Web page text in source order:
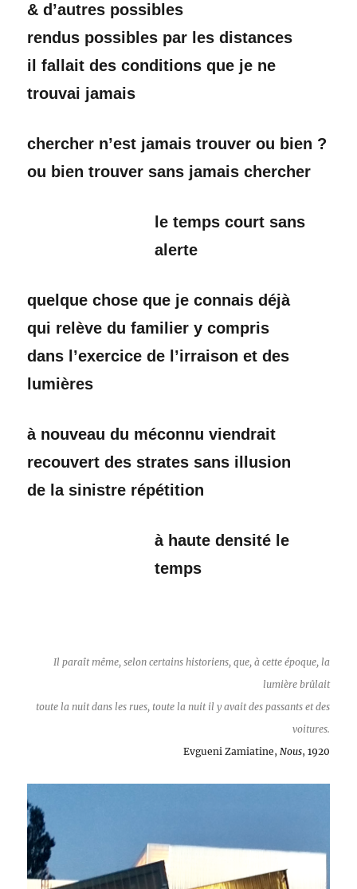
& d’autres possibles
rendus possibles par les distances
il fallait des conditions que je ne
trouvai jamais
chercher n’est jamais trouver ou bien ?
ou bien trouver sans jamais chercher
le temps court sans
alerte
quelque chose que je connais déjà
qui relève du familier y compris
dans l’exercice de l’irraison et des
lumières
à nouveau du méconnu viendrait
recouvert des strates sans illusion
de la sinistre répétition
à haute densité le
temps
Il paraît même, selon certains historiens, que, à cette époque, la
lumière brûlait
toute la nuit dans les rues, toute la nuit il y avait des passants et des
voitures.
Evgueni Zamiatine, Nous, 1920